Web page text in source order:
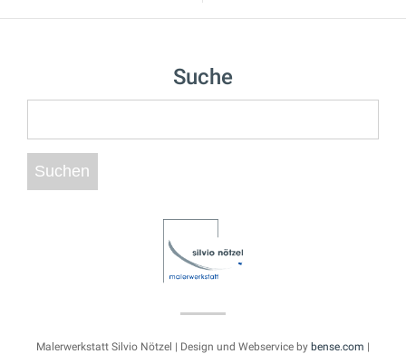
Suche
Malerwerkstatt Silvio Nötzel | Design und Webservice by bense.com |